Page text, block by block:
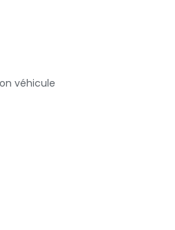
véhicule